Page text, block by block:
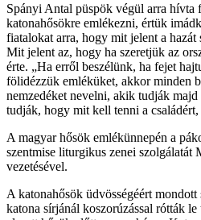
Spányi Antal püspök végül arra hívta
katonahősökre emlékezni, értük
fiatalokat arra, hogy mit jelent a hazát
Mit jelent az, hogy ha szeretjük az
érte. „Ha erről beszélünk, ha fejet
fölidézzük emléküket, akkor minden
nemzedéket nevelni, akik tudják majd
tudják, hogy mit kell tenni a családért,
A magyar hősök emlékünnepén a
szentmise liturgikus zenei szolgálatát
vezetésével.
A katonahősök üdvösségéért mondott
katona sírjánál koszorúzással rótták